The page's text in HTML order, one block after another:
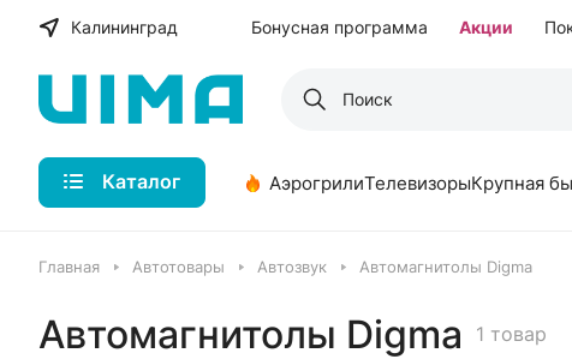
Калининград Бонусная программа Акции
Каталог АэрогрилиТелевизорыКрупная
Главная Автотовары Автозвук Автомагнитолы Digma
Автомагнитолы Digma 1 товар